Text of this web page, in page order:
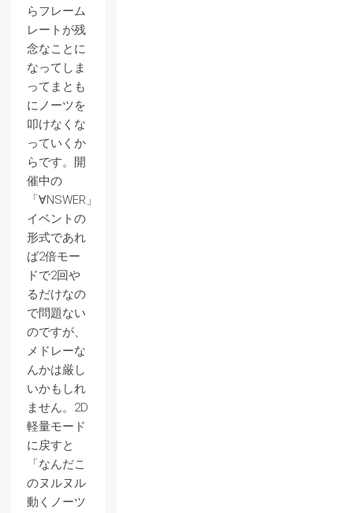
らフレーム
レートが残
念なことに
なってしま
ってまとも
にノーツを
叩けなくな
っていくか
らです。開
催中の
「∀NSWER」
イベントの
形式であれ
ば2倍モー
ドで2回や
るだけなの
で問題ない
のですが、
メドレーな
んかは厳し
いかもしれ
ません。2D
軽量モード
に戻すと
「なんだこ
のヌルヌル
動くノーツ